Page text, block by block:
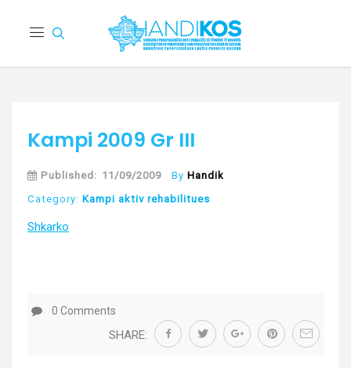
Kampi 2009 Gr III
Published: 11/09/2009 By Handik
Category: Kampi aktiv rehabilitues
Shkarko
0 Comments